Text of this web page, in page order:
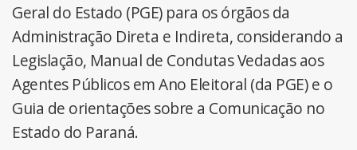
Geral do Estado (PGE) para os órgãos da
Administração Direta e Indireta, considerando a
Legislação, Manual de Condutas Vedadas aos
Agentes Públicos em Ano Eleitoral (da PGE) e o
Guia de orientações sobre a Comunicação no
Estado do Paraná.